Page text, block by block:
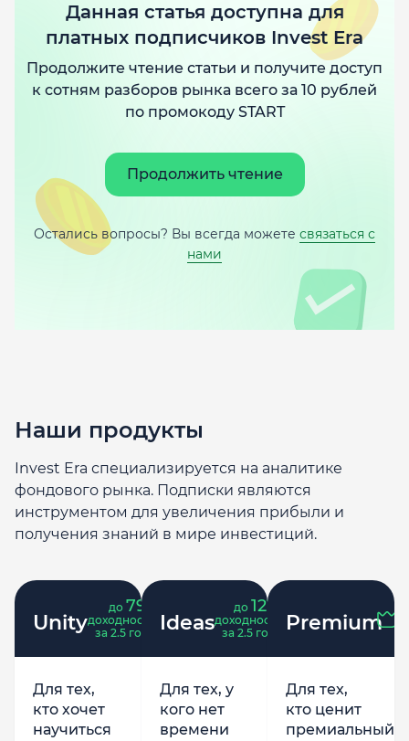
Данная статья доступна для
платных подписчиков Invest Era
Продолжите чтение статьи и получите доступ
к сотням разборов рынка всего за 10 рублей
по промокоду START
Продолжить чтение
Остались вопросы? Вы всегда можете связаться с
нами
Наши продукты
Invest Era специализируется на аналитике
фондового рынка. Подписки являются
инструментом для увеличения прибыли и
получения знаний в мире инвестиций.
Unity
до 79
доходность
за 2.5 года
Для тех,
кто хочет
научиться
Ideas
до 121
доходность
за 2.5 года
Для тех, у
кого нет
времени
Premium
Для тех,
кто ценит
премиальный